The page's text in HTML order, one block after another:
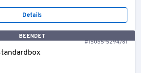
Details
BEENDET
#15065-5294/81